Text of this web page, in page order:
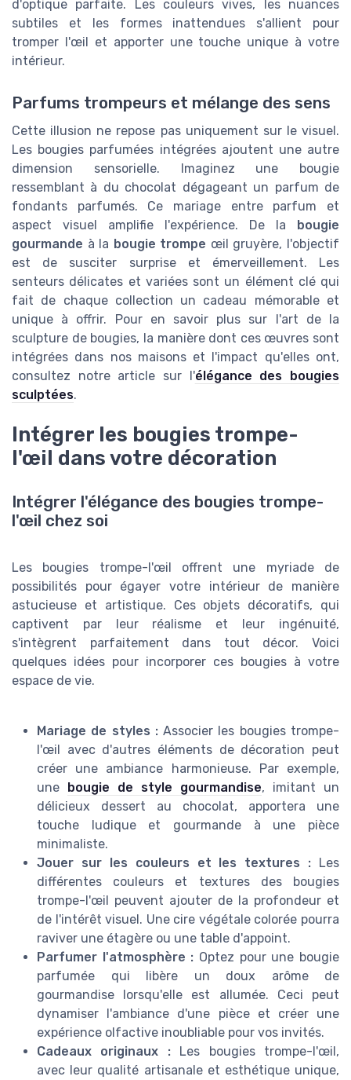
d'optique parfaite. Les couleurs vives, les nuances
subtiles et les formes inattendues s'allient pour
tromper l'œil et apporter une touche unique à votre
intérieur.
Parfums trompeurs et mélange des sens
Cette illusion ne repose pas uniquement sur le visuel.
Les bougies parfumées intégrées ajoutent une autre
dimension sensorielle. Imaginez une bougie
ressemblant à du chocolat dégageant un parfum de
fondants parfumés. Ce mariage entre parfum et
aspect visuel amplifie l'expérience. De la
bougie
gourmande à la bougie trompe œil gruyère, l'objectif
est de susciter surprise et émerveillement. Les
senteurs délicates et variées sont un élément clé qui
fait de chaque collection un cadeau mémorable et
unique à offrir. Pour en savoir plus sur l'art de la
sculpture de bougies, la manière dont ces œuvres sont
intégrées dans nos maisons et l'impact qu'elles ont,
consultez notre article sur l'élégance des bougies
sculptées.
Intégrer les bougies trompe-
l'œil dans votre décoration
Intégrer l'élégance des bougies trompe-
l'œil chez soi
Les bougies trompe-l'œil offrent une myriade de
possibilités pour égayer votre intérieur de manière
astucieuse et artistique. Ces objets décoratifs, qui
captivent par leur réalisme et leur ingénuité,
s'intègrent parfaitement dans tout décor. Voici
quelques idées pour incorporer ces bougies à votre
espace de vie.
Mariage de styles :Associer les bougies trompe-
l'œil avec d'autres éléments de décoration peut
créer une ambiance harmonieuse. Par exemple,
une bougie de style gourmandise, imitant un
délicieux dessert au chocolat, apportera une
touche ludique et gourmande à une pièce
minimaliste.
Jouer sur les couleurs et les textures : Les
différentes couleurs et textures des bougies
trompe-l'œil peuvent ajouter de la profondeur et
de l'intérêt visuel. Une cire végétale colorée pourra
raviver une étagère ou une table d'appoint.
Parfumer l'atmosphère : Optez pour une bougie
parfumée qui libère un doux arôme de
gourmandise lorsqu'elle est allumée. Ceci peut
dynamiser l'ambiance d'une pièce et créer une
expérience olfactive inoubliable pour vos invités.
Cadeaux originaux :Les bougies trompe-l'œil,
avec leur qualité artisanale et esthétique unique,